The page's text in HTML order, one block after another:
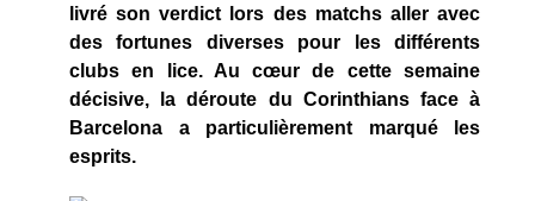
livré son verdict lors des matchs aller avec
des fortunes diverses pour les différents
clubs en lice. Au cœur de cette semaine
décisive, la déroute du Corinthians face à
Barcelona a particulièrement marqué les
esprits.